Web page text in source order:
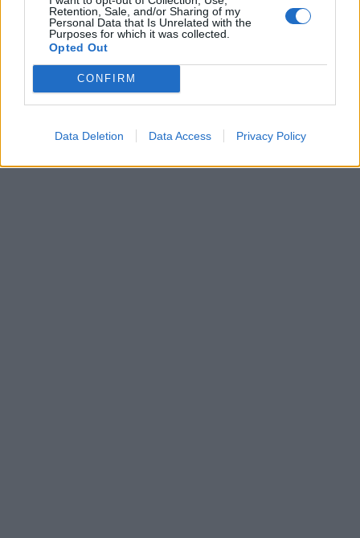
Retention, Sale, and/or Sharing of my
Personal Data that Is Unrelated with the
Purposes for which it was collected.
Opted Out
CONFIRM
Data Deletion Data Access Privacy Policy